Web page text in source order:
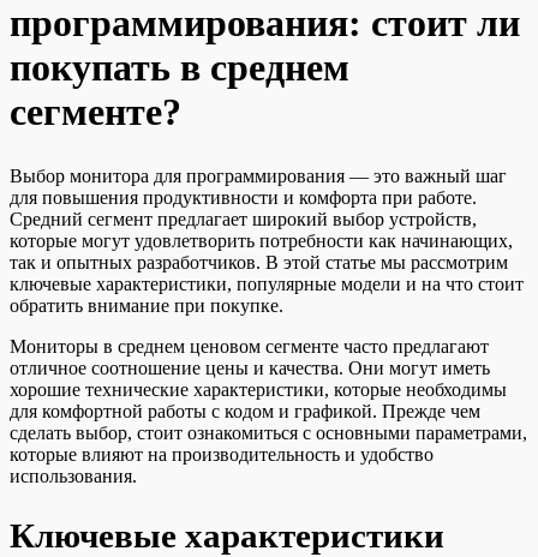
программирования: стоит ли
покупать в среднем
сегменте?
Выбор монитора для программирования — это важный шаг
для повышения продуктивности и комфорта при работе.
Средний сегмент предлагает широкий выбор устройств,
которые могут удовлетворить потребности как начинающих,
так и опытных разработчиков. В этой статье мы рассмотрим
ключевые характеристики, популярные модели и на что стоит
обратить внимание при покупке.
Мониторы в среднем ценовом сегменте часто предлагают
отличное соотношение цены и качества. Они могут иметь
хорошие технические характеристики, которые необходимы
для комфортной работы с кодом и графикой. Прежде чем
сделать выбор, стоит ознакомиться с основными параметрами,
которые влияют на производительность и удобство
использования.
Ключевые характеристики